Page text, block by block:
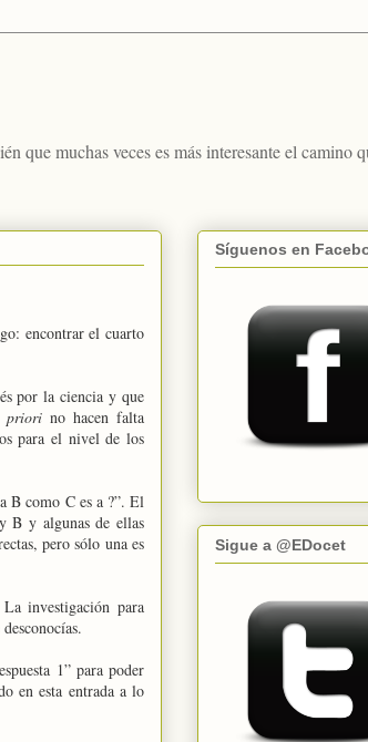
que muchas veces es más interesante el camino
encontrar el cuarto
por la ciencia y que
priorino hacen falta
para el nivel de los
B como C es a ?”. El
B y algunas de ellas
pero sólo una es
investigación para
1” para poder
en esta entrada a lo
Síguenos en
Sigue a @EDocet